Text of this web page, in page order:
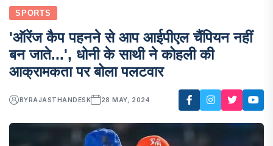
SPORTS
'ऑरेंज कैप पहनने से आप आईपीएल चैंपियन नहीं
बन जाते...', धोनी के साथी ने कोहली की
आक्रामकता पर बोला पलटवार
BY RAJASTHANDESK 28 MAY, 2024